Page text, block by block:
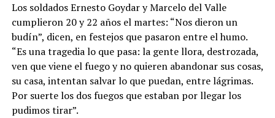
Los soldados Ernesto Goydar y Marcelo del Valle
cumplieron 20 y 22 años el martes: “Nos dieron un
budín”, dicen, en festejos que pasaron entre el humo.
“Es una tragedia lo que pasa: la gente llora, destrozada,
ven que viene el fuego y no quieren abandonar sus cosas,
su casa, intentan salvar lo que puedan, entre lágrimas.
Por suerte los dos fuegos que estaban por llegar los
pudimos tirar”.